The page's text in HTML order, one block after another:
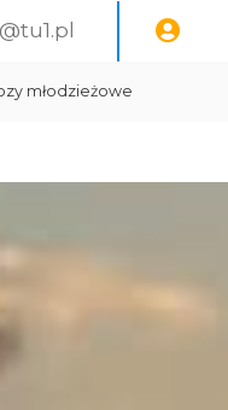
młodzieżowe